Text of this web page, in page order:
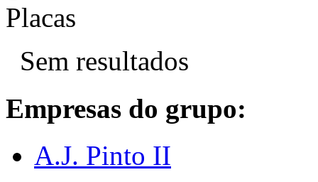
Placas
Sem resultados
Empresas do grupo:
A.J. Pinto II